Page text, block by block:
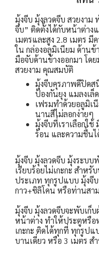
มุ้งจีบ มุ้งลวดจีบ สวยงา
จีบ” ติดตั้งได้กับหน้าต่าง
เมตรและสูง 2.8 เมตร มี
ใน กล่องอลูมิเนียม ด้านข้
มือจับด้านข้างออกมา โด
สวยงาม คุณสมบัติ
มุ้งจีบคุรภาพดีปิดส
ป้องกันยุง แมลงเล็
เฟรมทำด้วยอลูมิเ
นานสีไม่ลอกง่ายๆ
มุ้งจีบที่เราเลือกใ
ร้อน และความชื้น
มุ้งจีบ มุ้งลวดจีบ มุ้งระบบ
เรียบร้อยไม่เกะกะ สำหรั
ประเภท ทุกรูปแบบ มุ้งจีบ
กาว+ซิลิโคน หรือท่านสา
มุ้งจีบ มุ้งลวดจีบจะพับเก็
หน้าต่าง ทำให้ประตูหรือ
เกะกะ ติดได้ทุกที่ ทุกรูปแ
บานเดี่ยว หรือ 3 เมตร ส